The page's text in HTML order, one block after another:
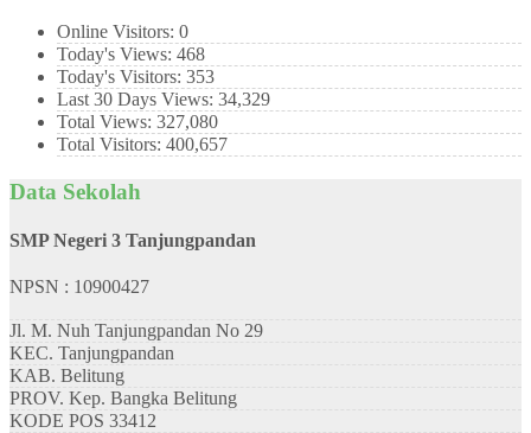
Online Visitors: 0
Today's Views: 468
Today's Visitors: 353
Last 30 Days Views: 34,329
Total Views: 327,080
Total Visitors: 400,657
Data Sekolah
SMP Negeri 3 Tanjungpandan
NPSN : 10900427
Jl. M. Nuh Tanjungpandan No 29
KEC. Tanjungpandan
KAB. Belitung
PROV. Kep. Bangka Belitung
KODE POS 33412